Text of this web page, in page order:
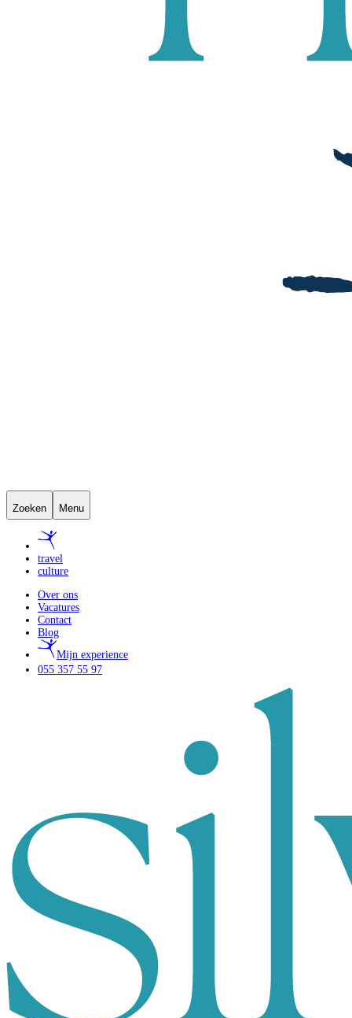
Zoeken Menu
travel
culture
Over ons
Vacatures
Contact
Blog
Mijn experience
055 357 55 97